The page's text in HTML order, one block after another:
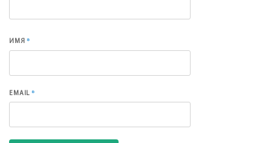
ИМЯ*
EMAIL*